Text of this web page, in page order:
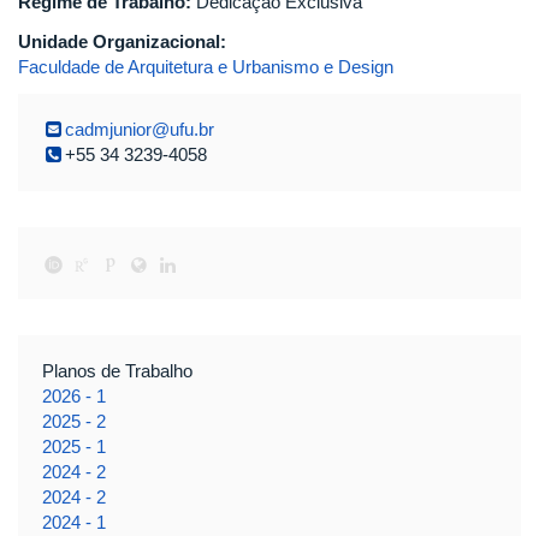
Unidade Organizacional:
Faculdade de Arquitetura e Urbanismo e Design
cadmjunior@ufu.br
+55 34 3239-4058
Planos de Trabalho
2026 - 1
2025 - 2
2025 - 1
2024 - 2
2024 - 2
2024 - 1